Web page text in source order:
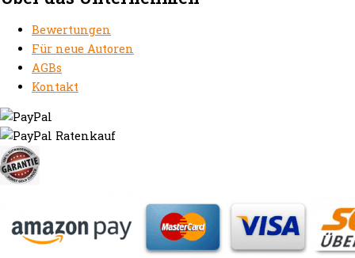
Bewertungen
Für neue Autoren
AGBs
Kontakt